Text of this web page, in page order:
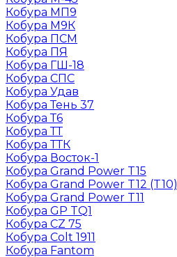
Кобура МП9
Кобура М9К
Кобура ПСМ
Кобура ПЯ
Кобура ГШ-18
Кобура СПС
Кобура Удав
Кобура Тень 37
Кобура Т6
Кобура ТТ
Кобура ТТК
Кобура Восток-1
Кобура Grand Power T15
Кобура Grand Power T12 (T10)
Кобура Grand Power T11
Кобура GP TQ1
Кобура CZ 75
Кобура Colt 1911
Кобура Fantom